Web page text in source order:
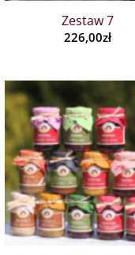
Zestaw 7
226,00zł